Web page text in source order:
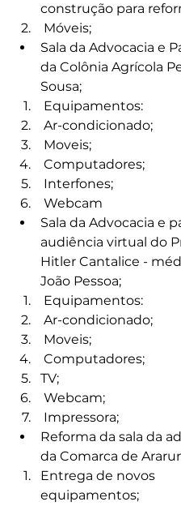
construção para
Móveis;
Sala da Advocacia e
da Colônia Agrícola
Sousa;
Equipamentos:
Ar-condicionado;
Moveis;
Computadores;
Interfones;
Webcam
Sala da Advocacia e
audiência virtual do
Hitler Cantalice -
João Pessoa;
Equipamentos:
Ar-condicionado;
Moveis;
Computadores;
TV;
Webcam;
Impressora;
Reforma da sala da
da Comarca de
Entrega de novos
equipamentos;